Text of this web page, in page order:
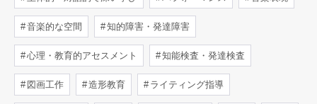
音楽的な空間 知的障害・発達障害
心理・教育的アセスメント 知能検査・発達検査
図画工作 造形教育 ライティング指導